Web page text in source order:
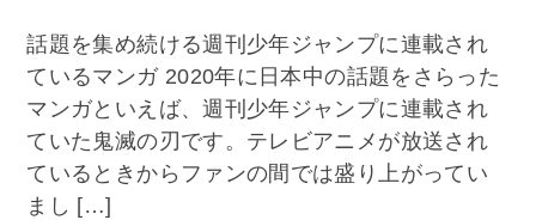
話題を集め続ける週刊少年ジャンプに連載され
ているマンガ 2020年に日本中の話題をさらった
マンガといえば、週刊少年ジャンプに連載され
ていた鬼滅の刃です。テレビアニメが放送され
ているときからファンの間では盛り上がってい
まし […]